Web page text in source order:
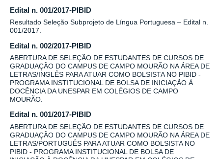
Edital n. 001/2017-PIBID
Resultado Seleção Subprojeto de Língua Portuguesa – Edital n.
001/2017.
Edital n. 002/2017-PIBID
ABERTURA DE SELEÇÃO DE ESTUDANTES DE CURSOS DE
GRADUAÇÃO DO CAMPUS DE CAMPO MOURÃO NA ÁREA DE
LETRAS/INGLÊS PARA ATUAR COMO BOLSISTA NO PIBID -
PROGRAMA INSTITUCIONAL DE BOLSA DE INICIAÇÃO À
DOCÊNCIA DA UNESPAR EM COLÉGIOS DE CAMPO
MOURÃO.
Edital n. 001/2017-PIBID
ABERTURA DE SELEÇÃO DE ESTUDANTES DE CURSOS DE
GRADUAÇÃO DO CAMPUS DE CAMPO MOURÃO NA ÁREA DE
LETRAS/PORTUGUÊS PARA ATUAR COMO BOLSISTA NO
PIBID - PROGRAMA INSTITUCIONAL DE BOLSA DE